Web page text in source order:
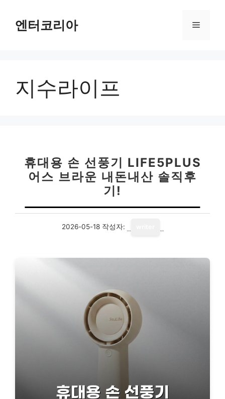
엔터코리아 메
지수라이프
휴대용 손 선풍기 LIFE5PLUS
어스 브라운 내돈내산 솔직후
기!
2026-05-18 작성자: